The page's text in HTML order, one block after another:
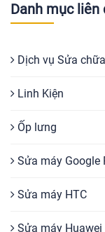
Danh mục liên
Dịch vụ Sửa chữa
Linh Kiện
Ốp lưng
Sửa máy Google
Sửa máy HTC
Sửa máy Huawei